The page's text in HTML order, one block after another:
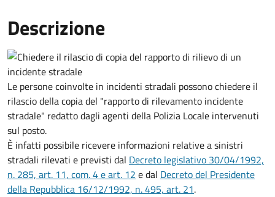
Descrizione
Le persone coinvolte in incidenti stradali possono chiedere il
rilascio della copia del "rapporto di rilevamento incidente
stradale" redatto dagli agenti della Polizia Locale intervenuti
sul posto.
È infatti possibile ricevere informazioni relative a sinistri
stradali rilevati e previsti dal Decreto legislativo 30/04/1992,
n. 285, art. 11, com. 4 e art. 12 e dal Decreto del Presidente
della Repubblica 16/12/1992, n. 495, art. 21.